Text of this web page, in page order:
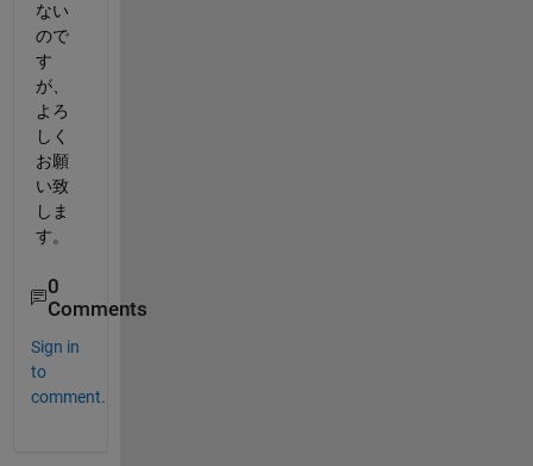
ない
ので
す
が、
よろ
しく
お願
い致
しま
す。
0
Comments
Sign in
to
comment.